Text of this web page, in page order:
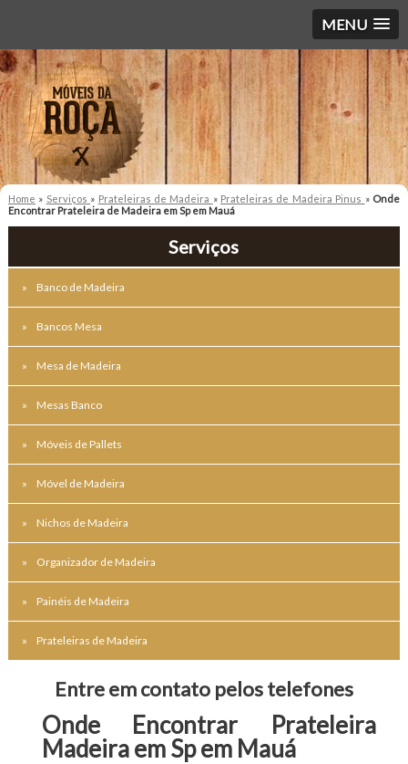
MENU
Home » Serviços » Prateleiras de Madeira » Prateleiras de Madeira Pinus » Onde
Encontrar Prateleira de Madeira em Sp em Mauá
Serviços
Banco de Madeira
Bancos Mesa
Mesa de Madeira
Mesas Banco
Móveis de Pallets
Móvel de Madeira
Nichos de Madeira
Organizador de Madeira
Painéis de Madeira
Prateleiras de Madeira
Entre em contato pelos telefones
Onde Encontrar Prateleira
Madeira em Sp em Mauá